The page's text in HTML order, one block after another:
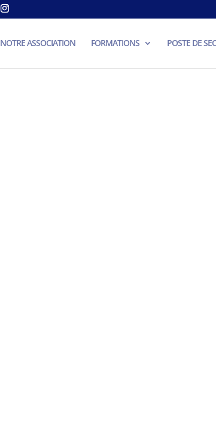
NOTRE ASSOCIATION FORMATIONS POSTE DE